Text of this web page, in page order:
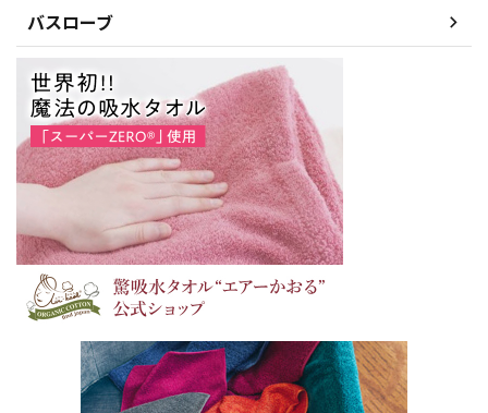
バスローブ